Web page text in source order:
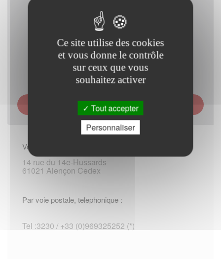
CAISSE D ALLOCATIONS FAMILIALES (CAF) DE L
ORNE - SIÈGE D ALENÇON
Vous rendre sur place :
14 rue du 14e-Hussards
61021 Alençon Cedex
Par voie postale, telephonique :
Tel :3230 / +33 (0)969325252 (*)
Ce site utilise des cookies
et vous donne le contrôle
sur ceux que vous
souhaitez activer
Tout accepter
Personnaliser